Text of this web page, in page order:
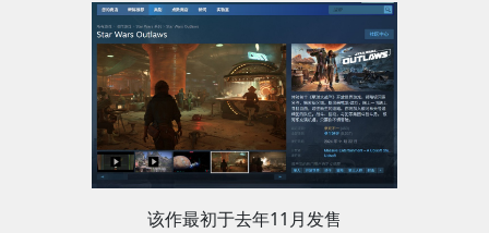
该作最初于去年11月发售